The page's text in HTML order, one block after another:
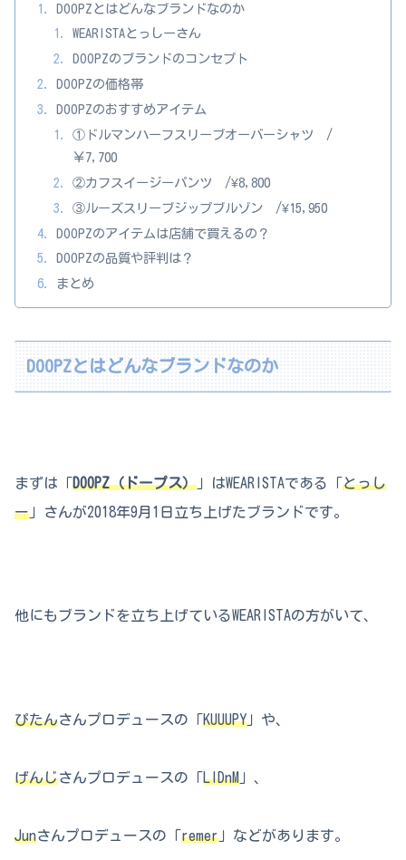
DOOPZとはどんなブランドなのか
WEARISTAとっしーさん
DOOPZのブランドのコンセプト
DOOPZの価格帯
DOOPZのおすすめアイテム
①ドルマンハーフスリーブオーバーシャツ /
￥7,700
②カフスイージーパンツ /¥8,800
③ルーズスリーブジップブルゾン /¥15,950
DOOPZのアイテムは店舗で買えるの？
DOOPZの品質や評判は？
まとめ
DOOPZとはどんなブランドなのか
まずは「DOOPZ（ドープス） 」はWEARISTAである「とっし
ー 」さんが2018年9月1日立ち上げたブランドです。
他にもブランドを立ち上げているWEARISTAの方がいて、
ぴたんさんプロデュースの「KUUUPY 」や、
げんじさんプロデュースの「LIDnM 」、
Junさんプロデュースの「remer 」などがあります。